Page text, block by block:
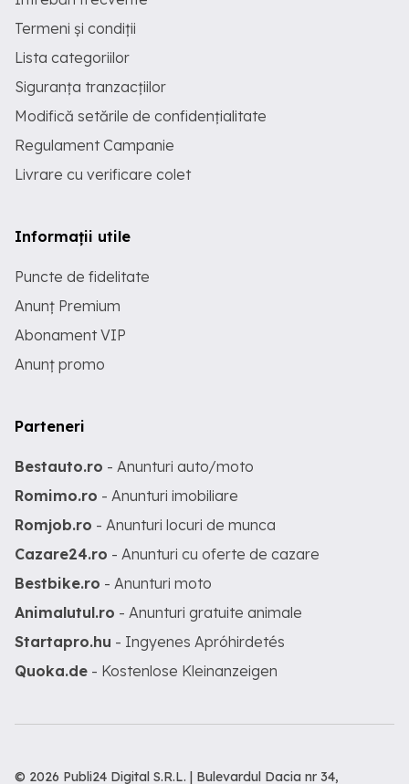
Termeni și condiții
Lista categoriilor
Siguranța tranzacțiilor
Modifică setările de confidențialitate
Regulament Campanie
Livrare cu verificare colet
Informații utile
Puncte de fidelitate
Anunț Premium
Abonament VIP
Anunț promo
Parteneri
Bestauto.ro - Anunturi auto/moto
Romimo.ro - Anunturi imobiliare
Romjob.ro - Anunturi locuri de munca
Cazare24.ro - Anunturi cu oferte de cazare
Bestbike.ro - Anunturi moto
Animalutul.ro - Anunturi gratuite animale
Startapro.hu - Ingyenes Apróhirdetés
Quoka.de - Kostenlose Kleinanzeigen
© 2026 Publi24 Digital S.R.L. | Bulevardul Dacia nr 34,